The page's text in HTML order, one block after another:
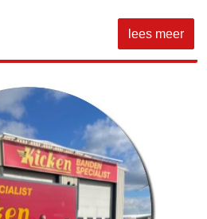
lees meer